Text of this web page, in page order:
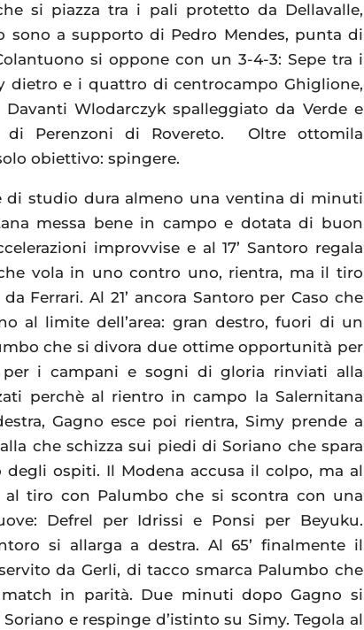
si piazza tra i pali protetto da Dellavalle,
sono a supporto di Pedro Mendes, punta di
si oppone con un 3-4-3: Sepe tra i
dietro e i quattro di centrocampo Ghiglione,
Wlodarczyk spalleggiato da Verde e
Perenzoni di Rovereto. Oltre ottomila
obiettivo: spingere.
di studio dura almeno una ventina di minuti
messa bene in campo e dotata di buon
improvvise e al 17’ Santoro regala
vola in uno contro uno, rientra, ma il tiro
Ferrari. Al 21’ ancora Santoro per Caso che
al limite dell’area: gran destro, fuori di un
che si divora due ottime opportunità per
per i campani e sogni di gloria rinviati alla
perchè al rientro in campo la Salernitana
Gagno esce poi rientra, Simy prende a
che schizza sui piedi di Soriano che spara
ospiti. Il Modena accusa il colpo, ma al
al tiro con Palumbo che si scontra con una
Defrel per Idrissi e Ponsi per Beyuku.
si allarga a destra. Al 65’ finalmente il
da Gerli, di tacco smarca Palumbo che
in parità. Due minuti dopo Gagno si
e respinge d’istinto su Simy. Tegola al